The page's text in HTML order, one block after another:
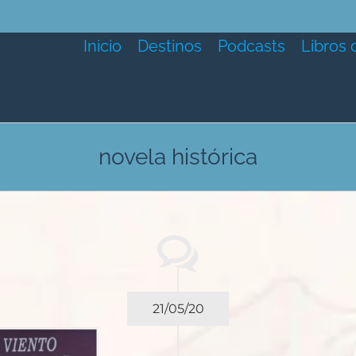
Inicio Destinos Podcasts Libros
novela histórica
21/05/20